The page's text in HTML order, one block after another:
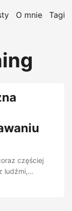
O mnie Tagi
częściej
ludźmi,
tego